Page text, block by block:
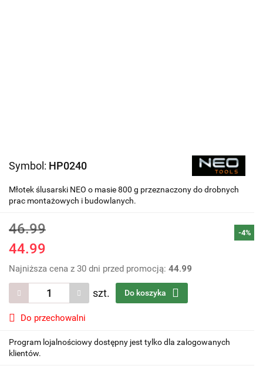
Symbol: HP0240
Młotek ślusarski NEO o masie 800 g przeznaczony do drobnych
prac montażowych i budowlanych.
46.99 -4%
44.99
Najniższa cena z 30 dni przed promocją: 44.99
szt. Do koszyka
Do przechowalni
Program lojalnościowy dostępny jest tylko dla zalogowanych
klientów.